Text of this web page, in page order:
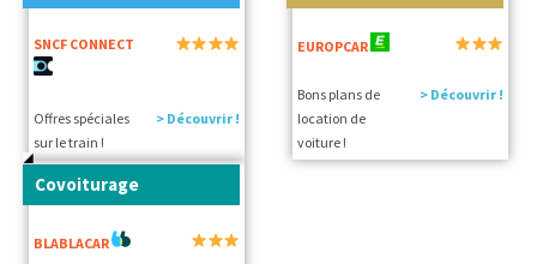
SNCF CONNECT
Offres spéciales
sur le train !
> Découvrir !
EUROPCAR
Bons plans de
location de
voiture !
> Découvrir !
Covoiturage
BLABLACAR